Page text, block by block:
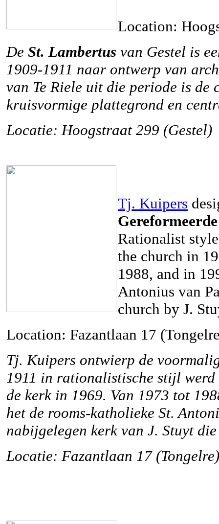
Location:
De St. Lambertus van Gestel is
1909-1911 naar ontwerp van
van Te Riele uit die periode is
kruisvormige plattegrond en
Locatie: Hoogstraat 299 (Gestel)
Tj. Kuipers
Rationalist
the church in
1988, and in
Antonius van
church by J.
Location: Fazantlaan 17
Tj. Kuipers ontwierp de
1911 in rationalistische stijl
de kerk in 1969. Van 1973 tot
het de rooms-katholieke St.
nabijgelegen kerk van J. Stuyt
Locatie: Fazantlaan 17 (Tongelre)